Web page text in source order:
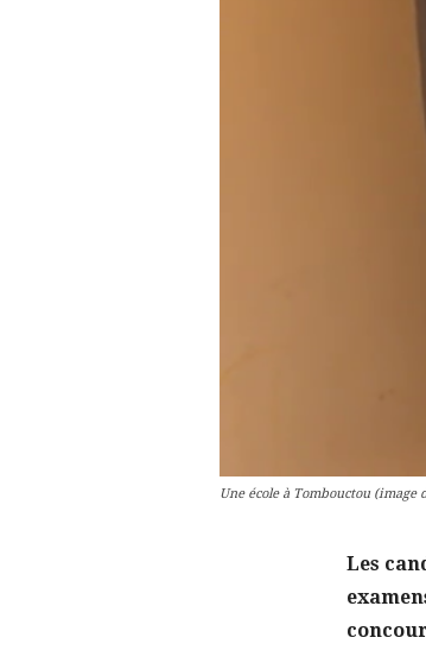
Une école à Tombouctou
Les